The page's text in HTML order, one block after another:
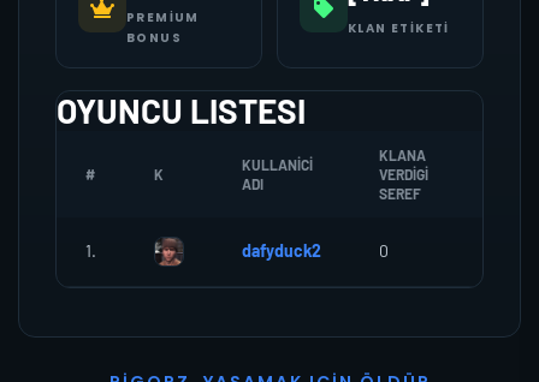
PREMIUM
BONUS
KLAN ETIKETI
OYUNCU LISTESI
# K
KULLANICI
ADI
KLANA
VERDIGI
SEREF
1. dafyduck2 0